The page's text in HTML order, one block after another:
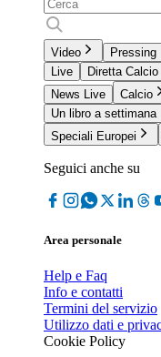
Video Pressing
Live
Diretta Calcio
News Live
Calcio
Un libro a settimana
Speciali Europei
Seguici anche su
Area personale
Help e Faq
Info e contatti
Termini del servizio
Utilizzo dati e
Cookie Policy